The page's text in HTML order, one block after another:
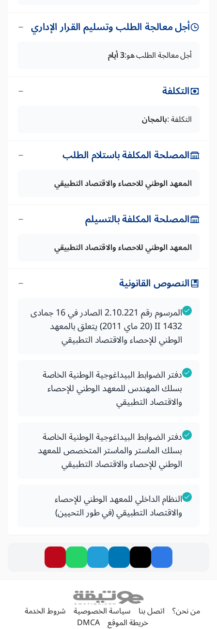
أجل معالجة الطلب وتسليم القرار الإداري
أجل معالجة الطلب هو:3 أيام
التكلفة
التكلفة :بالمجان
المصلحة المكلفة باستلام الطلب
المعهد الوطني للاحصاء والاقتصاد التطبيقي
المصلحة المكلفة بالتسيلم
المعهد الوطني للاحصاء والاقتصاد التطبيقي
النصوص القانونية
المرسوم رقم 2.10.221 الصادر في 16 جمادى
II 1432 (20 ماي 2011) يتعلق بالمعهد
الوطني للإحصاء والاقتصاد التطبيقي
دفتر الضوابط البيداغوجية الوطنية الخاصة
بسلك المهندس للمعهد الوطني للإحصاء
والاقتصاد التطبيقي
دفتر الضوابط البيداغوجية الوطنية الخاصة
بسلك الماستر والماستر المتخصص للمعهد
الوطني للإحصاء والاقتصاد التطبيقي
النظام الداخلي للمعهد الوطني للإحصاء
والاقتصاد التطبيقي (في طور التحيين)
من نحن؟ اتصل بنا سياسة الخصوصية شروط الخدمة
خريطة الموقع DMCA